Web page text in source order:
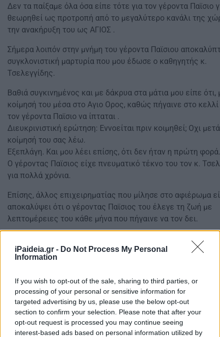
iPaideia.gr - Do Not Process My Personal
Information
If you wish to opt-out of the sale, sharing to third parties, or
processing of your personal or sensitive information for
targeted advertising by us, please use the below opt-out
section to confirm your selection. Please note that after your
opt-out request is processed you may continue seeing
interest-based ads based on personal information utilized by
Δεν τα παίξαμε όλα όσα είπε τότε για τον γέροντα Παϊσιο
θεωρηθεί ως προτροπή από το μεγαλύτερο κανάλι της
την ανακήρυξη του ως ΑΓΙΟΣ .
Σήμερα λοιπόν στην μνήμη του γέροντα Παϊσιου
συγκλονιστική μαρτυρία που μου έδωσε ο καθηγητής κ.
Τσελεγγίδης.
Βαθιά συγκινημένος και με δάκρυα στα μάτια μου είπε ότι,
κοίμησή του μέσα στο Αγιο Ορος, καθώς πήγαινε στο κελλί
τον γέροντα Παϊσιο να ίπταται .
Διευκρινιστική ερώτηση: Εννοείται πριν κοιμηθεί; Οχι
κοίμησή του σας λέω.
Εξεπλάγη. Και μου λέει επίσης, ότι δεν ήταν η πρώτη φορά.
Ο γέροντας Παϊσιος είχε πνευματικό τέκνο του τον κ.
για πολλά χρόνια.
Επίσης, άλλος επιχειρηματίας που μίλησε στο αφιέρωμα
αποκαλύψει ότι ο γέροντας Παϊσιος του έλεγε τη ζωή με
λεπτομέρειες του κάθε μήνα που πήγαινε να τον δει.
στη μητέρα
Ευλαμπία που αγαπούσε ιδιαίτερα
»Μίλαγε στις καρδιές των ανθρώπων, οχι σαν ένας
είχε εξηγήσει ο Μητροπολίτης Μεσογαίας, κ.Νικόλαος,
μου ανέφερε στο αφιέρωμα, έζησε μαζί του στο κελλί του
Παναγούδα για έξι μήνες.